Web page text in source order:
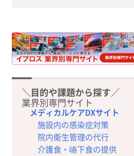
＼目的や課題から探す／
業界別専門サイト
メディカルケアDXサイト
施設内の感染症対策
院内衛生管理の代行
介護食・嚥下食の提供